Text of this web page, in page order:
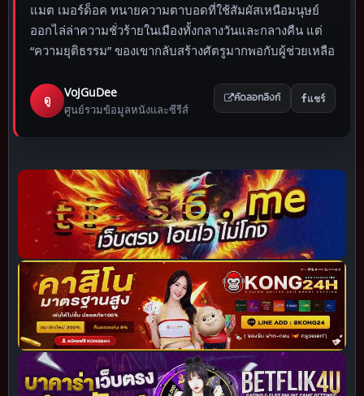
แมต เมอร์ด็อค ทนายความตาบอดที่ใช้สัมผัสเหนือมนุษย์
ออกไล่ล่าความชั่วร้ายในเมืองทั้งกลางวันและกลางคืน แต่
“ความยุติธรรม” ของเขากลับสร้างศัตรูมากพอกับผู้ช่วยเหลือ
ดู
VoJGuDee
ศูนย์รวมข้อมูลหนังและซีรีส์
คัดลอกลิงก์ แชร์